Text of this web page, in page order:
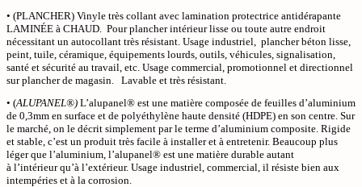
• (PLANCHER) Vinyle très collant avec lamination protectrice antidérapante
LAMINÉE à CHAUD. Pour plancher intérieur lisse ou toute autre endroit
nécessitant un autocollant très résistant. Usage industriel, plancher béton lisse,
peint, tuile, céramique, équipements lourds, outils, véhicules, signalisation,
santé et sécurité au travail, etc. Usage commercial, promotionnel et directionnel
sur plancher de magasin. Lavable et très résistant.
• (ALUPANEL®) L’alupanel® est une matière composée de feuilles d’aluminium
de 0,3mm en surface et de polyéthylène haute densité (HDPE) en son centre. Sur
le marché, on le décrit simplement par le terme d’aluminium composite. Rigide
et stable, c’est un produit très facile à installer et à entretenir. Beaucoup plus
léger que l’aluminium, l’alupanel® est une matière durable autant
à l’intérieur qu’à l’extérieur. Usage industriel, commercial, il résiste bien aux
intempéries et à la corrosion.